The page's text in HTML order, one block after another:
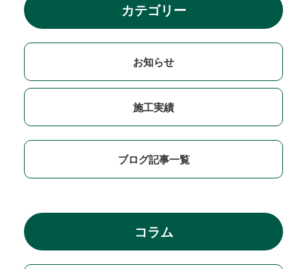
カテゴリー
お知らせ
施工実績
ブログ記事一覧
コラム